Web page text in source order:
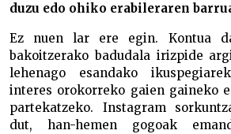
duzu edo ohiko erabileraren
Ez nuen lar ere egin. Kontua
bakoitzerako badudala irizpide
lehenago esandako
interes orokorreko gaien gaineko
partekatzeko. Instagram
dut, han-hemen gogoak